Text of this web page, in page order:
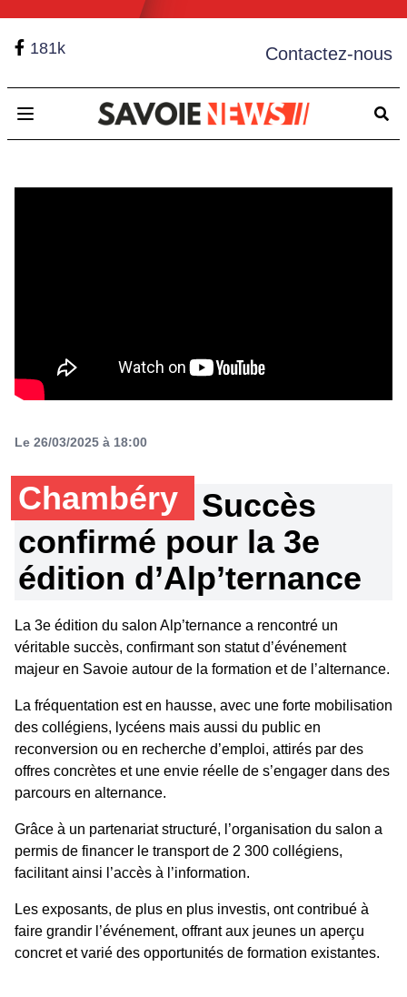
181k Contactez-nous
Open main menu
Le 26/03/2025 à 18:00
Chambéry
Succès
confirmé pour la 3e
édition d’Alp’ternance
La 3e édition du salon Alp’ternance a rencontré un
véritable succès, confirmant son statut d’événement
majeur en Savoie autour de la formation et de l’alternance.
La fréquentation est en hausse, avec une forte mobilisation
des collégiens, lycéens mais aussi du public en
reconversion ou en recherche d’emploi, attirés par des
offres concrètes et une envie réelle de s’engager dans des
parcours en alternance.
Grâce à un partenariat structuré, l’organisation du salon a
permis de financer le transport de 2 300 collégiens,
facilitant ainsi l’accès à l’information.
Les exposants, de plus en plus investis, ont contribué à
faire grandir l’événement, offrant aux jeunes un aperçu
concret et varié des opportunités de formation existantes.